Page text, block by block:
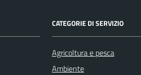
CATEGORIE DI SERVIZIO
Agricoltura e pesca
Ambiente